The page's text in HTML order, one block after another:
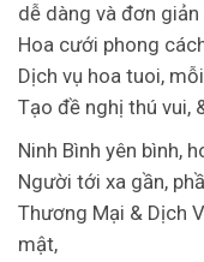
dễ dàng và đơn
Hoa cưới phong
Dịch vụ hoa tuoi,
Tạo đề nghị thú vui,
Ninh Bình yên bình,
Người tới xa gần,
Thương Mại & Dịch
mật,